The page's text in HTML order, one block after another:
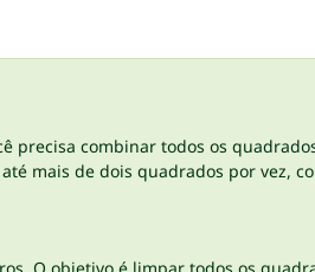
precisa combinar todos os
mais de dois quadrados por vez,